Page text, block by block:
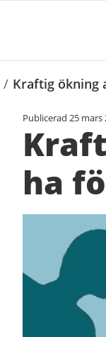
/ Kraftig ökning
Publicerad 25 mars
ha